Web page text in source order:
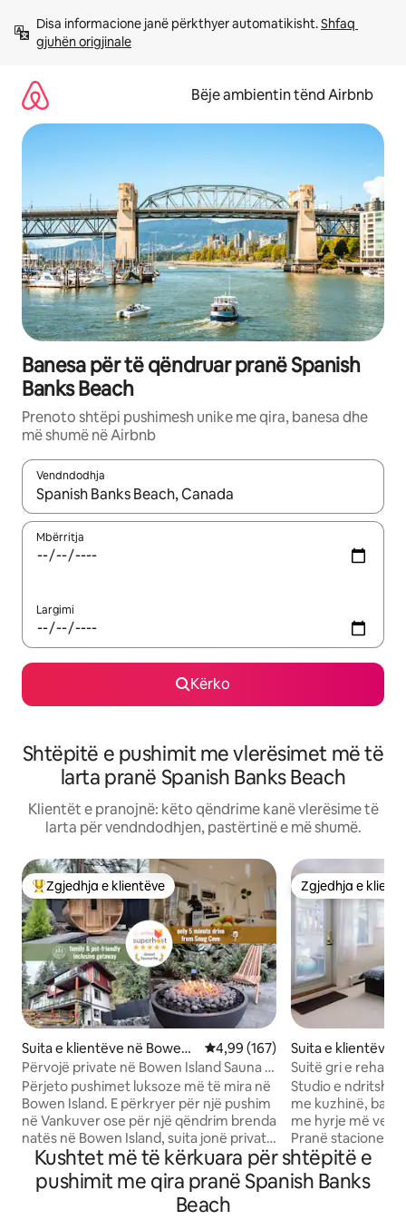
përmbajtja
Disa informacione janë përkthyer automatikisht. Shfaq
gjuhën origjinale
Bëje ambientin tënd Airbnb
Banesa për të qëndruar pranë Spanish
Banks Beach
Prenoto shtëpi pushimesh unike me qira, banesa dhe
më shumë në Airbnb
Vendndodhja
Kur rezultatet të jenë të disponueshme, lëviz me butonat e
Mbërritja
Largimi
Kërko
Shtëpitë e pushimit me vlerësimet më të
larta pranë Spanish Banks Beach
Klientët e pranojnë: këto qëndrime kanë vlerësime të
larta për vendndodhjen, pastërtinë e më shumë.
Më të mirat e zgjedhjeve të klientëve
Zgjedhja e klientëve
Suita e klientëve në Bowen I
sland
Vlerësimi mesatar 4,99 nga 5,
4,99 (167)
Përvojë private në Bowen Island Sauna &
Wellness Spa
Përjeto pushimet luksoze më të mira në
Bowen Island. E përkryer për një pushim
në Vankuver ose për një qëndrim brenda
natës në Bowen Island, suita jonë private
me 2 krevate është 5 minuta me makinë
nga Snug Cove. Vizitorët gëzojnë qasje
ekskluzive në Cedarwood, qarkun tonë
kryesor të terapisë së kontrasteve në
Zgjedhja e
Zgjedhja e
Suita e klientëve
er
Suitë gri e
pragun e derës
Studio e
me kuzhinë,
me hyrje më
Pranë stacioneve
minuta në UBC
të qytetit. Dy
dyqanet, shtigjet
Kushtet më të kërkuara për shtëpitë e
pushimit me qira pranë Spanish Banks
Beach